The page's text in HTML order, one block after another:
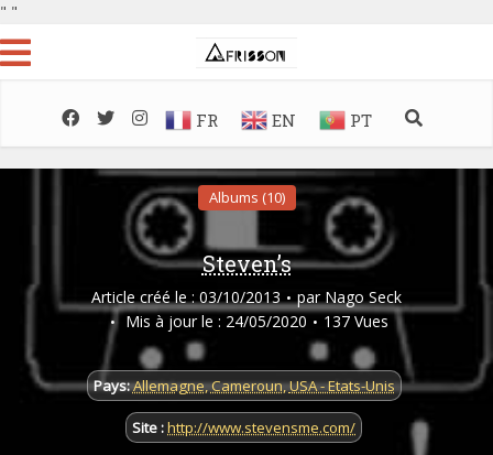
" "
FR EN PT
Albums (10)
Steven’s
Article créé le : 03/10/2013 par Nago Seck
Mis à jour le : 24/05/2020
137 Vues
Pays:Allemagne,Cameroun,USA - Etats-Unis
Site :http://www.stevensme.com/